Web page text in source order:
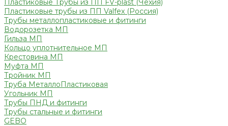
Пластиковые Трубы из ПП FV-plast (Чехия)
Пластиковые трубы из ПП Valfex (Россия)
Трубы металлопластиковые и фитинги
Водорозетка МП
Гильза МП
Кольцо уплотнительное МП
Крестовина МП
Муфта МП
Тройник МП
Труба МеталлоПластиковая
Угольник МП
Трубы ПНД и фитинги
Трубы стальные и фитинги
GEBO